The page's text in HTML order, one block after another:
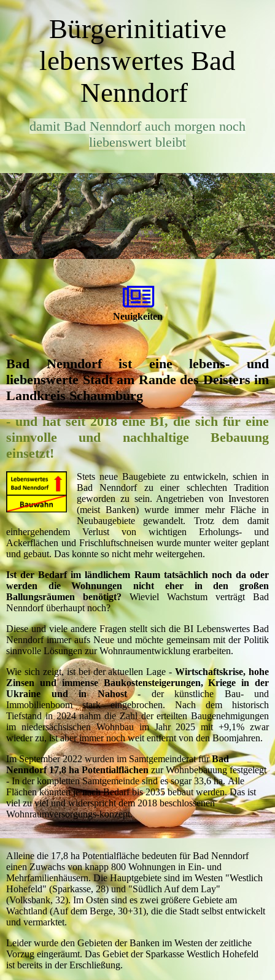
Bürgerinitiative
lebenswertes Bad
Nenndorf
damit Bad Nenndorf auch morgen noch
liebenswert bleibt
Neuigkeiten
Bad Nenndorf ist eine lebens- und
liebenswerte Stadt am Rande des Deisters im
Landkreis Schaumburg
- und hat seit 2018 eine BI, die sich für eine
sinnvolle und nachhaltige Bebauung
einsetzt!
Stets neue Baugebiete zu entwickeln, schien in
Bad Nenndorf zu einer schlechten Tradition
geworden zu sein. Angetrieben von Investoren
(meist Banken) wurde immer mehr Fläche in
Neubaugebiete gewandelt. Trotz dem damit
einhergehendem Verlust von wichtigen Erholungs- und
Ackerflächen und Frischluftschneisen wurde munter weiter geplant
und gebaut. Das konnte so nicht mehr weitergehen.
Ist der Bedarf im ländlichem Raum tatsächlich noch da oder
werden die Wohnungen nicht eher in den großen
Ballungsräumen benötigt? Wieviel Wachstum verträgt Bad
Nenndorf überhaupt noch?
Diese und viele andere Fragen stellt sich die BI Lebenswertes Bad
Nenndorf immer aufs Neue und möchte gemeinsam mit der Politik
sinnvolle Lösungen zur Wohnraumentwicklung erarbeiten.
Wie sich zeigt, ist bei der aktuellen Lage -Wirtschaftskrise, hohe
Zinsen und immense Baukostensteigerungen, Kriege in der
Ukraine und in Nahost- der künstliche Bau- und
Immobilienboom stark eingebrochen. Nach dem historisch
Tiefstand in 2024 nahm die Zahl der erteilten Baugenehmigungen
im niedersächsischen Wohnbau im Jahr 2025 mit +9,1% zwar
wieder zu, ist aber immer noch weit entfernt von den Boomjahren.
Im September 2022 wurden im Samtgemeinderat fürBad
Nenndorf 17,8 ha Potentialflächenzur Wohnbebauung festgelegt
- In der kompletten Samtgemeinde sind es sogar 33,6 ha.Alle
Flächen könnten je nach Bedarf bis 2035 bebaut werden.Das ist
viel zu viel und widerspricht dem 2018 beschlossenen
Wohnraumversorgungs-konzept.
Alleine die 17,8 ha Potentialfläche bedeuten für Bad Nenndorf
einen Zuwachs von knapp 800 Wohnungen in Ein- und
Mehrfamilienhäusern. Die Hauptgebiete sind im Westen "Westlich
Hohefeld" (Sparkasse, 28) und "Südlich Auf dem Lay"
(Volksbank, 32). Im Osten sind es zwei größere Gebiete am
Wachtland (Auf dem Berge, 30+31), die die Stadt selbst entwickelt
und vermarktet.
Leider wurde den Gebieten der Banken im Westen der zeitliche
Vorzug eingeräumt. Das Gebiet der Sparkasse Westlich Hohefeld
ist bereits in der Erschließung.